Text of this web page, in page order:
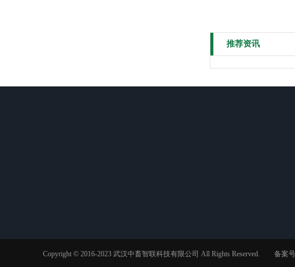
推荐资讯
Copyright © 2016-2023 武汉中畜智联科技有限公司 All Rights Reserved. 备案号